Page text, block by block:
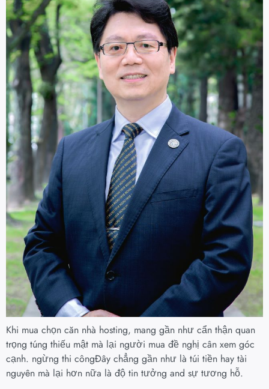
Khi mua chọn căn nhà hosting, mang gần như cẩn thận quan
trọng túng thiếu mật mà lại người mua đề nghị cân xem góc
cạnh. ngừng thi côngĐây chẳng gần như là túi tiền hay tài
nguyên mà lại hơn nữa là độ tin tưởng and sự tương hỗ.